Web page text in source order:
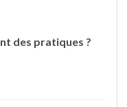
des pratiques ?